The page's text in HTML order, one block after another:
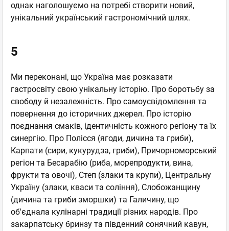
однак наголошуємо на потребі створити новий,
унікальний український гастрономічний шлях.
5
Ми переконані, що Україна має розказати
гастросвіту свою унікальну історію. Про боротьбу за
свободу й незалежність. Про самоусвідомлення та
повернення до історичних джерел. Про історію
поєднання смаків, ідентичність кожного регіону та їх
синергію. Про Полісся (ягоди, дичина та гриби),
Карпати (сири, кукурудза, гриби), Причорноморський
регіон та Бесарабію (риба, морепродукти, вина,
фрукти та овочі), Степ (злаки та крупи), Центральну
Україну (злаки, кваси та соління), Слобожанщину
(дичина та гриби зморшки) та Галичину, що
об'єднала кулінарні традиції різних народів. Про
закарпатську бринзу та південний сонячний кавун,